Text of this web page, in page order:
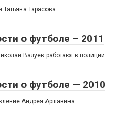
Тарасова.
о футболе – 2011
Валуев работают в полиции.
о футболе — 2010
Андрея Аршавина.